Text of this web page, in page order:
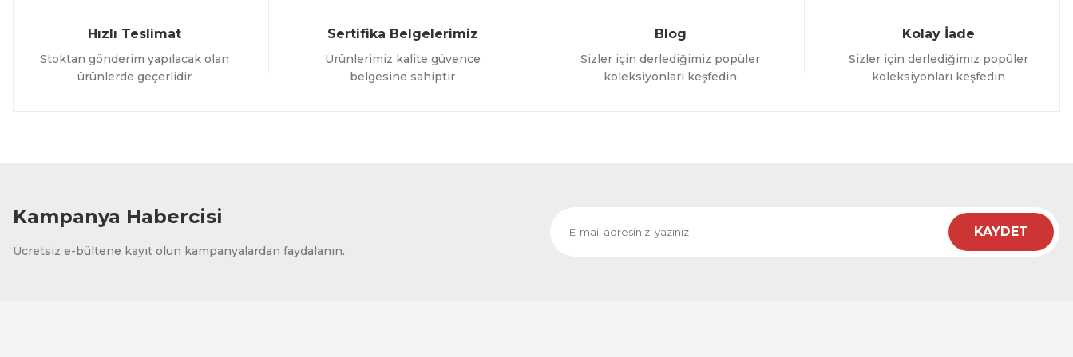
Hızlı Teslimat
Stoktan gönderim yapılacak olan
ürünlerde geçerlidir
Sertifika Belgelerimiz
Ürünlerimiz kalite güvence
belgesine sahiptir
Blog
Sizler için derlediğimiz popüler
koleksiyonları keşfedin
Kolay İade
Sizler için derlediğimiz popüler
koleksiyonları keşfedin
Kampanya Habercisi
Ücretsiz e-bültene kayıt olun kampanyalardan faydalanın.
KAYDET